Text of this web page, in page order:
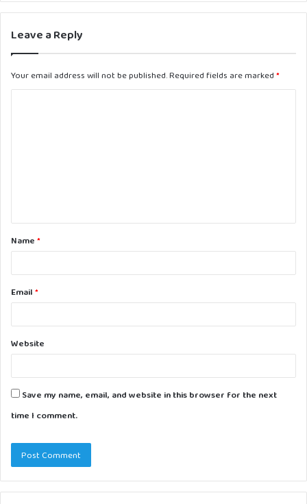
Leave a Reply
Your email address will not be published.Required fields are marked *
t
*Name *
Email *
Website
Save my name, email, and website in this browser for the next
time I comment.